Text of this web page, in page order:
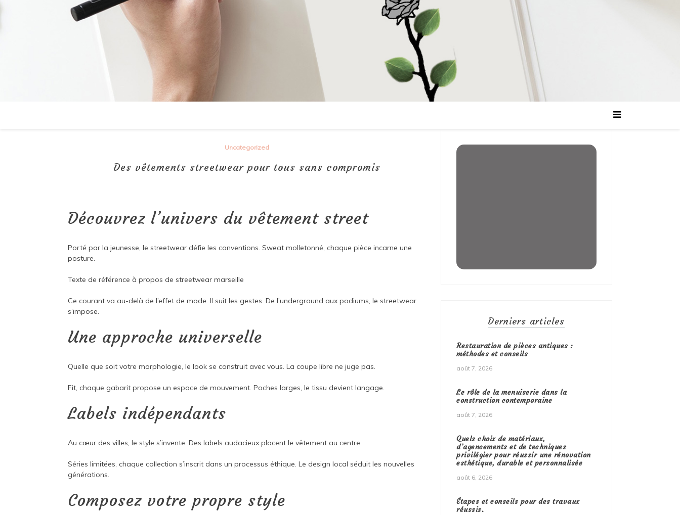
Uncategorized
Des vêtements streetwear pour tous sans compromis
Découvrez l’univers du vêtement street
Porté par la jeunesse, le streetwear défie les conventions. Sweat molletonné, chaque pièce incarne une
posture.
Texte de référence à propos destreetwear marseille
Ce courant va au-delà de l’effet de mode. Il suit les gestes. De l’underground aux podiums, le streetwear
s’impose.
Une approche universelle
Quelle que soit votre morphologie, le look se construit avec vous. La coupe libre ne juge pas.
Fit, chaque gabarit propose un espace de mouvement. Poches larges, le tissu devient langage.
Labels indépendants
Au cœur des villes, le style s’invente. Des labels audacieux placent le vêtement au centre.
Séries limitées, chaque collection s’inscrit dans un processus éthique. Le design local séduit les nouvelles
générations.
Composez votre propre style
Derniers articles
Restauration de pièces antiques :
méthodes et conseils
août 7, 2026
Le rôle de la menuiserie dans la
construction contemporaine
août 7, 2026
Quels choix de matériaux,
d’agencements et de techniques
privilégier pour réussir une rénovation
esthétique, durable et personnalisée
août 6, 2026
Étapes et conseils pour des travaux
réussis.